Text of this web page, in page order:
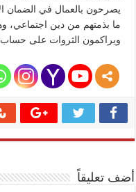
يصرحون بالعمال في الضمان
ما بذمتهم من دين اجتماعي،
ويراكمون الثروات على حساب
أضف تعليقاً